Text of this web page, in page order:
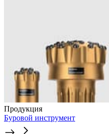
Продукция
Буровой инструмент